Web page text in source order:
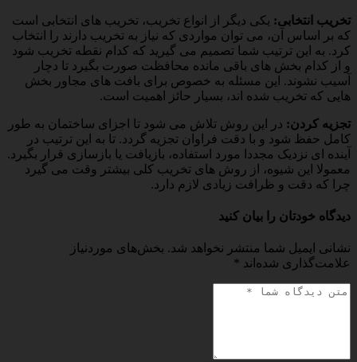
تخریب انتخابی: یکی دیگر از انواع تخریب، تخریب های انتخابی است
که بر اساس آن، می توان مواردی که نیاز به تخریب دارند را انتخاب
کرد. به این ترتیب شما تصمیم می گیرید که کدام نقطه تخریب شود
و از کدام بخش های باقی مانده محافظت صورت بگیرد تا دچار
آسیب نشوند. این مسئله به خصوص برای بافت های مجاور بخش
هایی که تخریب شده اند، بسیار حائز اهمیت است.
تجزیه کردن: در این روش تلاش می شود تا اجزای ساختمان به طور
کامل حفظ شود و با دقت فراوان تجزیه گردد. تا به این ترتیب در
آینده ای نزدیک مجددا مورد استفاده، بازیافت یا بازسازی قرار بگیرد.
معمولا این شیوه، از روش های تخریب کلی بیشتر وقت می گیرد
چرا که دقت و ظرافت زیادی لازم دارد.
دیدگاه خودتان را بیان کنید
نشانی ایمیل شما منتشر نخواهد شد. بخش‌های موردنیاز
علامت‌گذاری شده‌اند *